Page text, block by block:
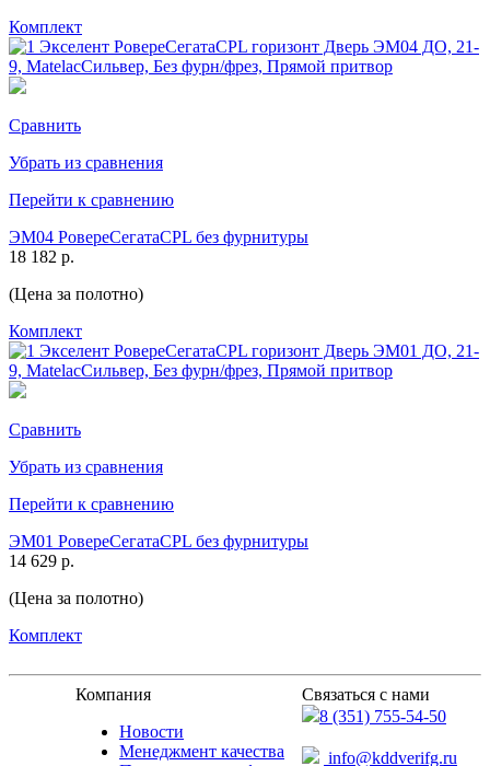
Комплект
Сравнить
Убрать из сравнения
Перейти к сравнению
ЭМ04 РовереСегатаCPL без фурнитуры
18 182 р.
(Цена за полотно)
Комплект
Сравнить
Убрать из сравнения
Перейти к сравнению
ЭМ01 РовереСегатаCPL без фурнитуры
14 629 р.
(Цена за полотно)
Комплект
Компания
Новости
Менеджмент качества
Связаться с нами
8 (351) 755-54-50
info@kddverifg.ru